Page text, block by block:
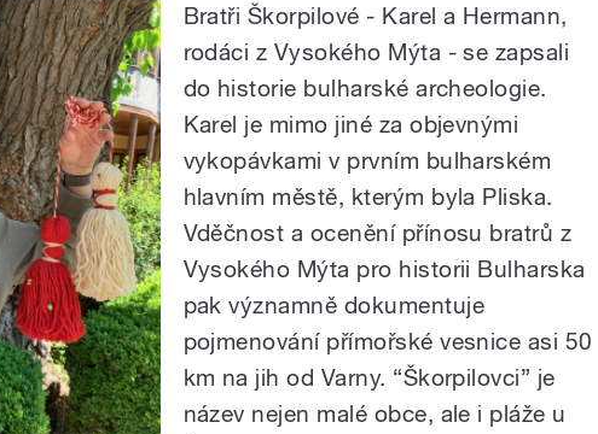
Bratři Škorpilové - Karel a Hermann,
rodáci z Vysokého Mýta - se zapsali
do historie bulharské archeologie.
Karel je mimo jiné za objevnými
vykopávkami v prvním bulharském
hlavním městě, kterým byla Pliska.
Vděčnost a ocenění přínosu bratrů z
Vysokého Mýta pro historii Bulharska
pak významně dokumentuje
pojmenování přímořské vesnice asi 50
km na jih od Varny. “Škorpilovci” je
název nejen malé obce, ale i pláže u